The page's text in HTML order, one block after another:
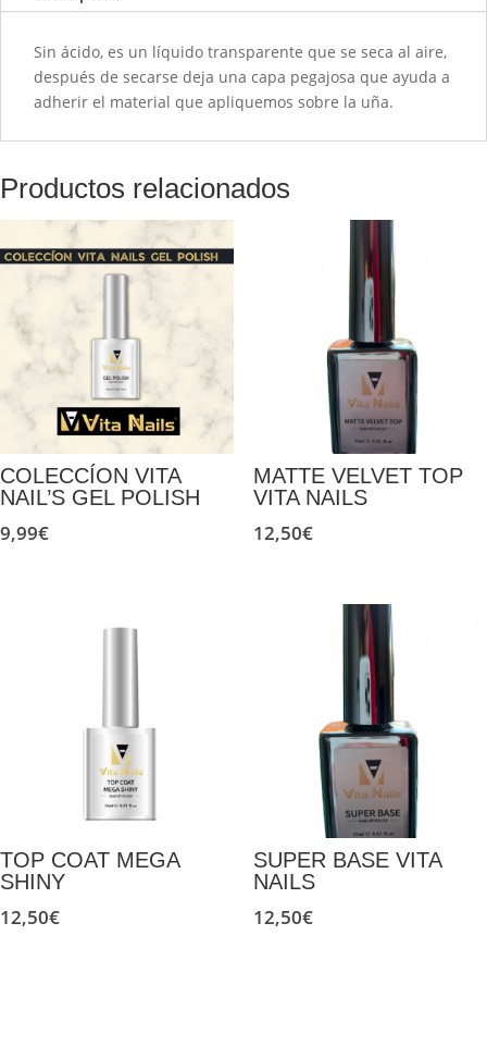
Sin ácido, es un líquido transparente que se seca al aire,
después de secarse deja una capa pegajosa que ayuda a
adherir el material que apliquemos sobre la uña.
Productos relacionados
COLECCÍON VITA
NAIL’S GEL POLISH
9,99€
MATTE VELVET TOP
VITA NAILS
12,50€
TOP COAT MEGA
SHINY
12,50€
SUPER BASE VITA
NAILS
12,50€